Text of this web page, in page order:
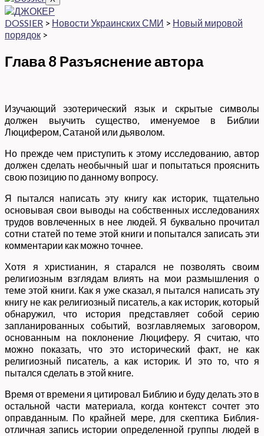
DOSSIER > Новости Украинских СМИ > Новый мировой
порядок >
Глава 8 Разъяснение автора
Изучающий эзотерический язык и скрытые символы
должен выучить существо, именуемое в Библии
Люцифером, Сатаной или дьяволом.
Но прежде чем приступить к этому исследованию, автор
должен сделать необычный шаг и попытаться прояснить
свою позицию по данному вопросу.
Я пытался написать эту книгу как историк, тщательно
основывая свои выводы на собственных исследованиях
трудов вовлеченных в нее людей. Я буквально прочитал
сотни статей по теме этой книги и попытался записать эти
комментарии как можно точнее.
Хотя я христианин, я старался не позволять своим
религиозным взглядам влиять на мои размышления о
теме этой книги. Как я уже сказал, я пытался написать эту
книгу не как религиозный писатель, а как историк, который
обнаружил, что история представляет собой серию
запланированных событий, возглавляемых заговором,
основанным на поклонение Люциферу. Я считаю, что
можно показать, что это исторический факт, не как
религиозный писатель, а как историк. И это то, что я
пытался сделать в этой книге.
Время от времени я цитировал Библию и буду делать это в
остальной части материала, когда контекст сочтет это
оправданным. По крайней мере, для скептика Библия-
отличная запись истории определенной группы людей в